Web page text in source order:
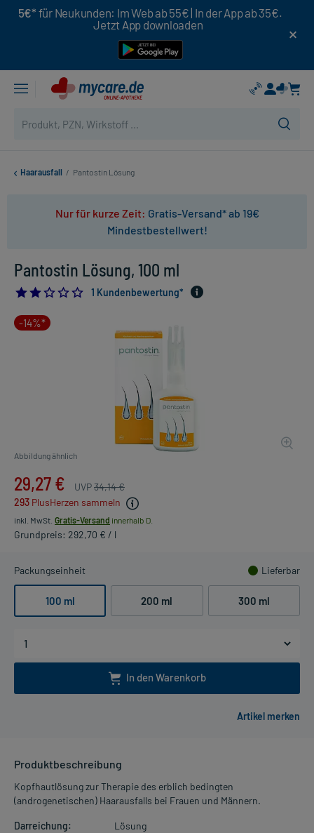
5€* für Neukunden: Im Web ab 55€ | In der App ab 35€.
Jetzt App downloaden
Haarausfall / Pantostin Lösung
Nur für kurze Zeit: Gratis-Versand* ab 19€
Mindestbestellwert!
Pantostin Lösung, 100 ml
2.0
1 Kundenbewertung*
-14%*
Abbildung ähnlich
29,27 € UVP34,14 €
293 PlusHerzen sammeln
inkl. MwSt. Gratis-Versand innerhalb D.
Grundpreis: 292,70 € / l
Packungseinheit Lieferbar
100 ml 200 ml 300 ml
In den Warenkorb
Produktbeschreibung
Kopfhautlösung zur Therapie des erblich bedingten
(androgenetischen) Haarausfalls bei Frauen und Männern.
Darreichung:
Lösung